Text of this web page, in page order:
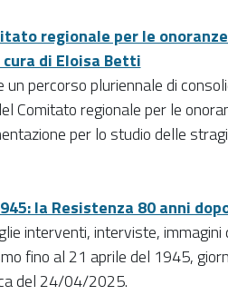
regionale per le
di Eloisa Betti
percorso pluriennale di
Comitato regionale per le
per lo studio delle
la Resistenza 80 anni
interventi, interviste, immagini
fino al 21 aprile del 1945,
del 24/04/2025.